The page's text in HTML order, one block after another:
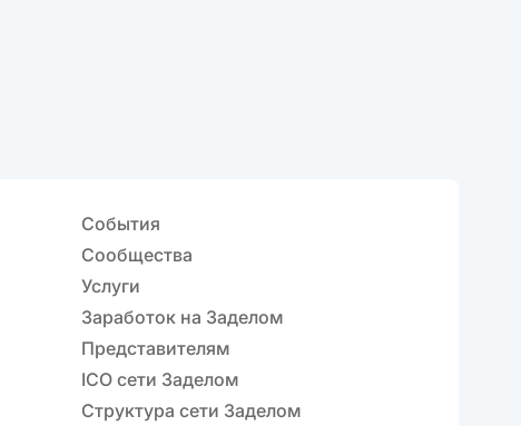
События
Сообщества
Услуги
Заработок на Заделом
Представителям
ICO сети Заделом
Структура сети Заделом